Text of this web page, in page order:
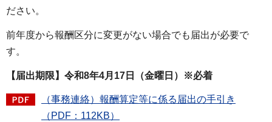
ださい。
前年度から報酬区分に変更がない場合でも届出が必要で
す。
【届出期限】令和8年4月17日（金曜日）※必着
（事務連絡）報酬算定等に係る届出の手引き
（PDF：112KB）